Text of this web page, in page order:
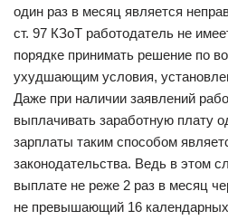
один раз в месяц является
ст. 97 КЗоТ работодатель не
порядке принимать решение по
ухудшающим условия,
Даже при наличии заявлений
выплачивать заработную плату
зарплаты таким способом
законодательства. Ведь в этом
выплате не реже 2 раз в месяц
не превышающий 16